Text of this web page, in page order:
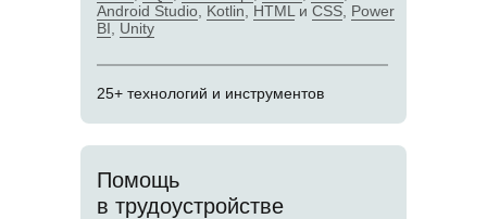
Android Studio Kotlin HTML и CSS Power
BI
Unity
Помощь
в трудоустройстве
25+ технологий и инструментов